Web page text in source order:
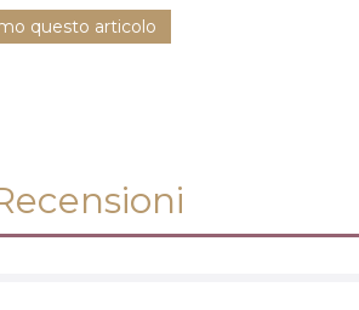
questo articolo